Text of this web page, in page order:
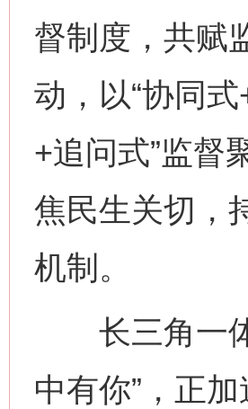
督制度，共赋
动，以“协同
+追问式”监督
焦民生关切，
机制。
长三角一体
中有你”，正
这是一记警钟！